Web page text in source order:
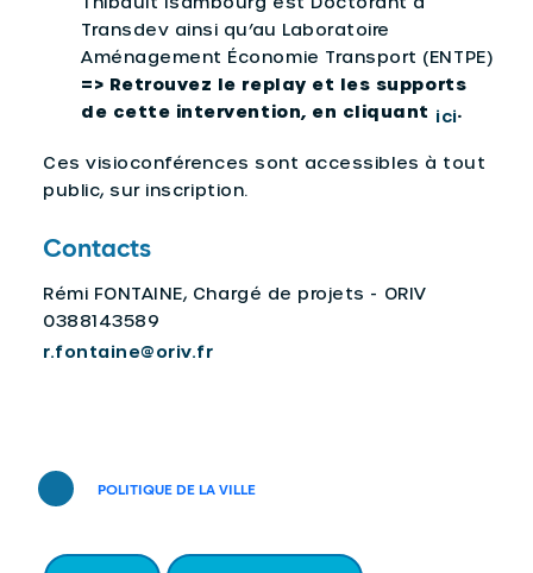
POLITIQUE DE LA VILLE
Transdev ainsi qu’au Laboratoire
Aménagement Économie Transport (ENTPE)
=> Retrouvez le replay et les supports
de cette intervention, en cliquant ici.
Ces visioconférences sont accessibles à tout
public, sur inscription.
Contacts
Rémi FONTAINE, Chargé de projets - ORIV
0388143589
r.fontaine@oriv.fr